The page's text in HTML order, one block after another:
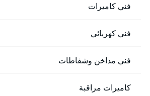
فني كاميرات
فني كهربائي
فني مداخن وشفاطات
كاميرات مراقبة